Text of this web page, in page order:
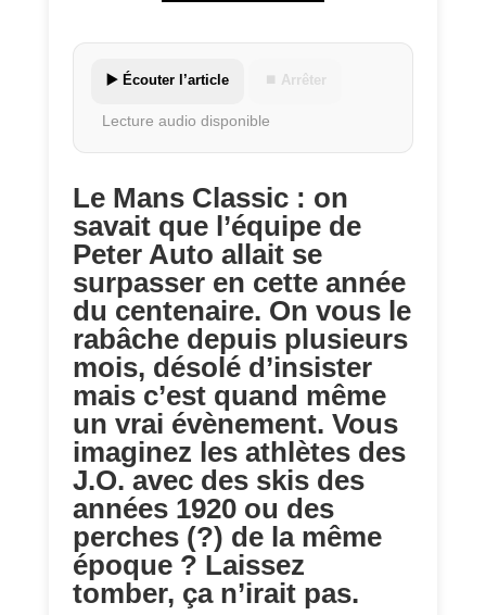
▶️ Écouter l’article ⏹ Arrêter
Lecture audio disponible
Le Mans Classic : on
savait que l’équipe de
Peter Auto allait se
surpasser en cette année
du centenaire. On vous le
rabâche depuis plusieurs
mois, désolé d’insister
mais c’est quand même
un vrai évènement. Vous
imaginez les athlètes des
J.O. avec des skis des
années 1920 ou des
perches (?) de la même
époque ? Laissez
tomber, ça n’irait pas.